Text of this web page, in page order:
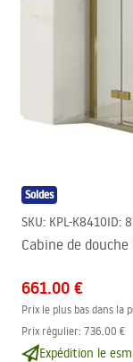
Soldes
SKU: KPL-K8410ID:
Cabine de
661.00 €
Prix le plus bas dans la
Prix régulier: 736.00 €
Expédition le